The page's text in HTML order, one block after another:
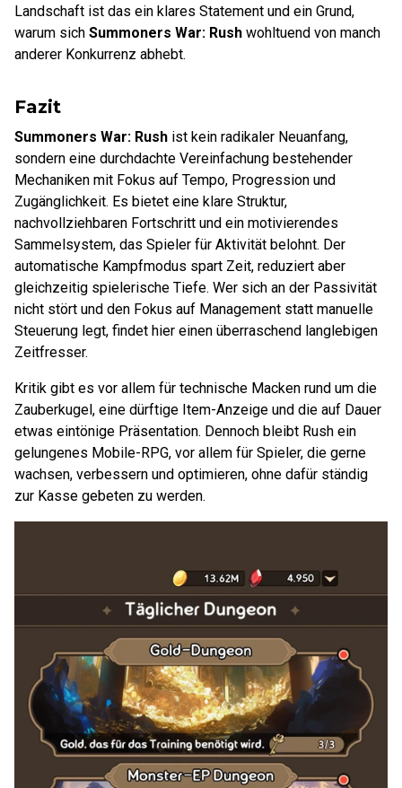
Landschaft ist das ein klares Statement und ein Grund,
warum sich Summoners War: Rush wohltuend von manch
anderer Konkurrenz abhebt.
Fazit
Summoners War: Rush ist kein radikaler Neuanfang,
sondern eine durchdachte Vereinfachung bestehender
Mechaniken mit Fokus auf Tempo, Progression und
Zugänglichkeit. Es bietet eine klare Struktur,
nachvollziehbaren Fortschritt und ein motivierendes
Sammelsystem, das Spieler für Aktivität belohnt. Der
automatische Kampfmodus spart Zeit, reduziert aber
gleichzeitig spielerische Tiefe. Wer sich an der Passivität
nicht stört und den Fokus auf Management statt manuelle
Steuerung legt, findet hier einen überraschend langlebigen
Zeitfresser.
Kritik gibt es vor allem für technische Macken rund um die
Zauberkugel, eine dürftige Item-Anzeige und die auf Dauer
etwas eintönige Präsentation. Dennoch bleibt Rush ein
gelungenes Mobile-RPG, vor allem für Spieler, die gerne
wachsen, verbessern und optimieren, ohne dafür ständig
zur Kasse gebeten zu werden.